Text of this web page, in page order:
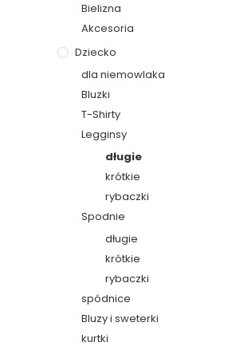
Bielizna
Akcesoria
Dziecko
dla niemowlaka
Bluzki
T-Shirty
Legginsy
długie
krótkie
rybaczki
Spodnie
długie
krótkie
rybaczki
spódnice
Bluzy i sweterki
kurtki